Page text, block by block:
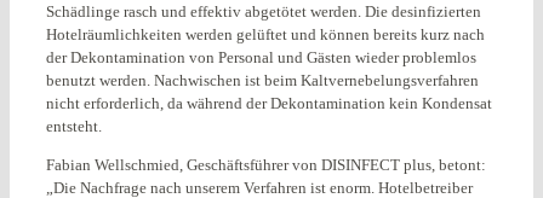
Schädlinge rasch und effektiv abgetötet werden. Die desinfizierten
Hotelräumlichkeiten werden gelüftet und können bereits kurz nach
der Dekontamination von Personal und Gästen wieder problemlos
benutzt werden. Nachwischen ist beim Kaltvernebelungsverfahren
nicht erforderlich, da während der Dekontamination kein Kondensat
entsteht.
Fabian Wellschmied, Geschäftsführer von DISINFECT plus, betont:
„Die Nachfrage nach unserem Verfahren ist enorm. Hotelbetreiber